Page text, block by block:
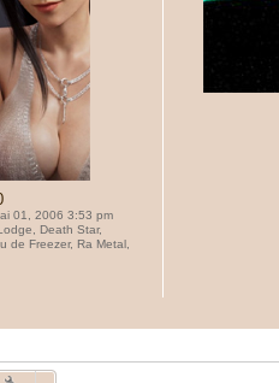
01, 2006 3:53 pm
Death Star,
de Freezer, Ra Metal,